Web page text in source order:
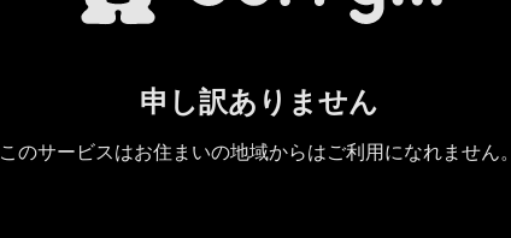
申し訳ありません
このサービスはお住まいの地域からはご利用になれません。